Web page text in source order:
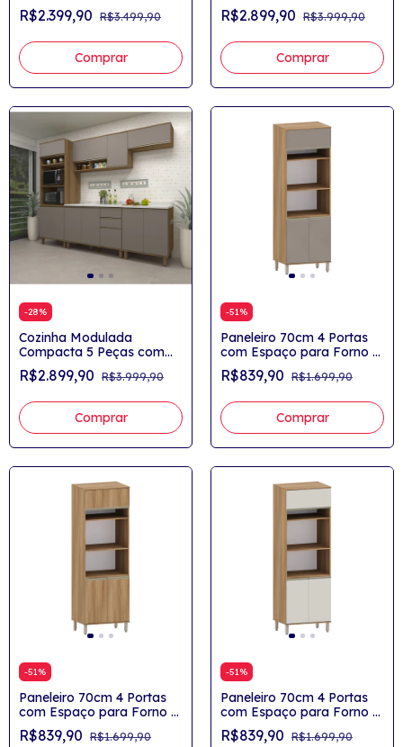
Tampo Nichos para Forno
e Microondas Yasmin
R$2.399,90 R$3.499,90
Comprar
Tampo Nichos para Forno
e Microondas Yasmin
R$2.899,90 R$3.999,90
Comprar
-28%
Cozinha Modulada
Compacta 5 Peças com
Tampo Nichos para Forno
e Microondas Yasmin
R$2.899,90 R$3.999,90
Comprar
-51 %
Paneleiro 70cm 4 Portas
com Espaço para Forno e
Microondas Yasmin
R$839,90 R$1.699,90
Comprar
-51 %
Paneleiro 70cm 4 Portas
com Espaço para Forno e
Microondas Yasmin
R$839,90 R$1.699,90
-51 %
Paneleiro 70cm 4 Portas
com Espaço para Forno e
Microondas Yasmin
R$839,90 R$1.699,90